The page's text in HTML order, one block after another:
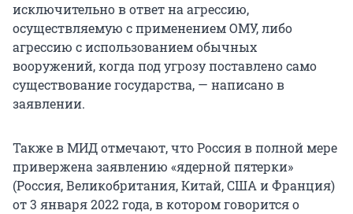
исключительно в ответ на агрессию,
осуществляемую с применением ОМУ, либо
агрессию с использованием обычных
вооружений, когда под угрозу поставлено само
существование государства, — написано в
заявлении.
Также в МИД отмечают, что Россия в полной мере
привержена заявлению «ядерной пятерки»
(Россия, Великобритания, Китай, США и Франция)
от 3 января 2022 года, в котором говорится о